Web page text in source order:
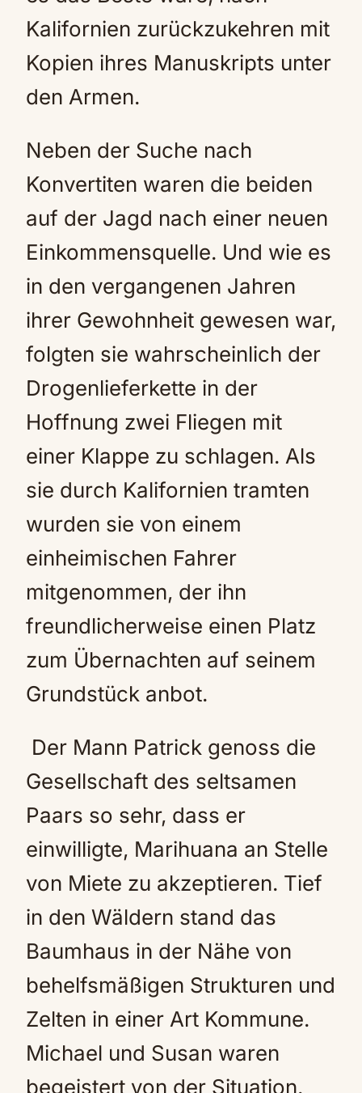
Kalifornien zurückzukehren mit
Kopien ihres Manuskripts unter
den Armen.
Neben der Suche nach
Konvertiten waren die beiden
auf der Jagd nach einer neuen
Einkommensquelle. Und wie es
in den vergangenen Jahren
ihrer Gewohnheit gewesen war,
folgten sie wahrscheinlich der
Drogenlieferkette in der
Hoffnung zwei Fliegen mit
einer Klappe zu schlagen. Als
sie durch Kalifornien tramten
wurden sie von einem
einheimischen Fahrer
mitgenommen, der ihn
freundlicherweise einen Platz
zum Übernachten auf seinem
Grundstück anbot.
Der Mann Patrick genoss die
Gesellschaft des seltsamen
Paars so sehr, dass er
einwilligte, Marihuana an Stelle
von Miete zu akzeptieren. Tief
in den Wäldern stand das
Baumhaus in der Nähe von
behelfsmäßigen Strukturen und
Zelten in einer Art Kommune.
Michael und Susan waren
begeistert von der Situation.